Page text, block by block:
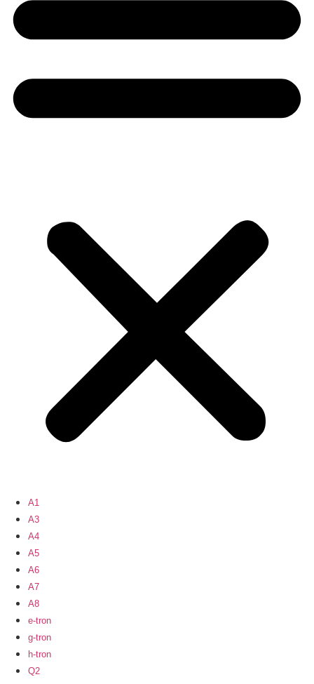
A1
A3
A4
A5
A6
A7
A8
e-tron
g-tron
h-tron
Q2